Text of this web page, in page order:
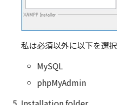
私は必須以外に以下を選択
MySQL
phpMyAdmin